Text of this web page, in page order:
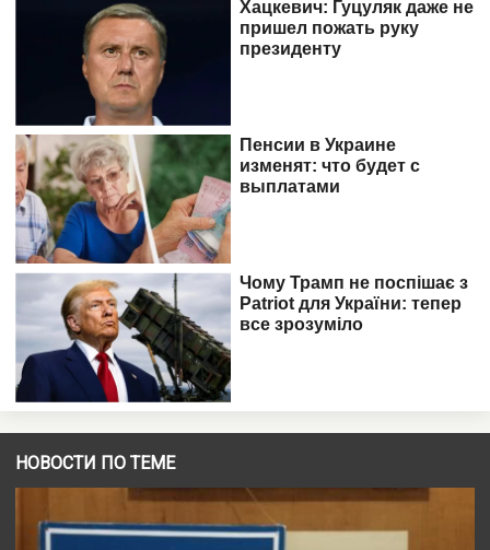
НОВОСТИ ПО ТЕМЕ